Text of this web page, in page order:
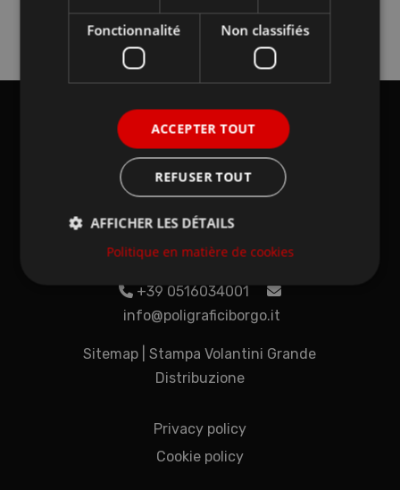
Aucun commentaire à afficher.
POLIGRAFICI IL
BORGO
Via del Litografo 6 – Ingresso merci
Via dell’Industria 51 – Ingresso uffici
+39 0516034001
info@poligraficiborgo.it
Sitemap |Stampa Volantini Grande
Distribuzione
Privacy policy
Cookie policy
Fonctionnalité Non classifiés
ACCEPTER TOUT
REFUSER TOUT
AFFICHER LES DÉTAILS
Politique en matière de cookies